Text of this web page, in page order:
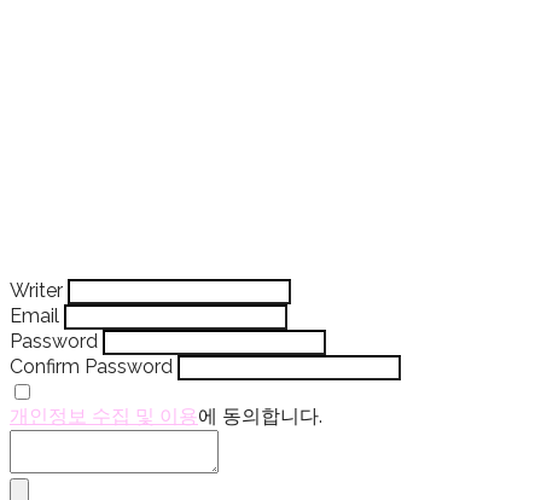
Writer
Email
Password
Confirm Password
개인정보 수집 및 이용에 동의합니다.